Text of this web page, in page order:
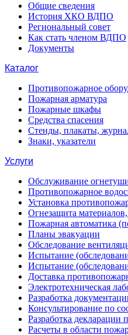
Общие сведения
История ХКО ВДПО
Региональный совет
Как стать членом ВДПО
Документы
Каталог
Противопожарное
Пожарная арматура
Пожарные шкафы
Средства спасения
Стенды, плакаты,
Знаки, указатели
Услуги
Обслуживание
Противопожарное
Установка
Огнезащита
Пожарная автоматика
Планы эвакуации
Обследование
Испытание
Испытание
Доставка
Электротехническая
Разработка
Консультирование по
Разработка декларации
Расчеты в области